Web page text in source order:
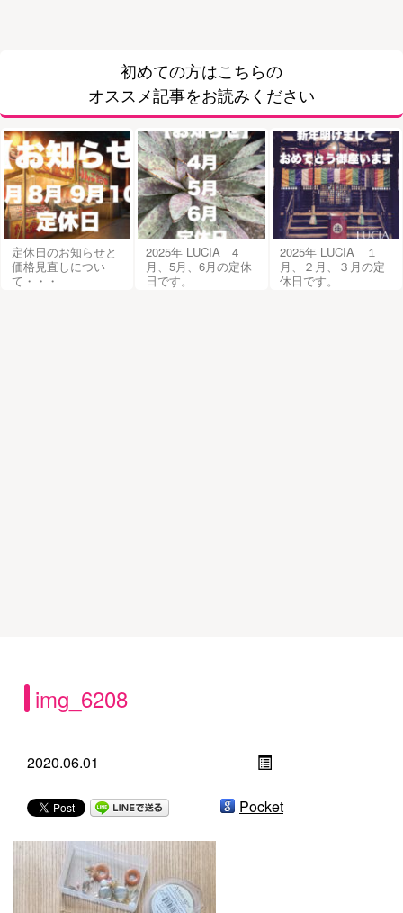
初めての方はこちらの
オススメ記事をお読みください
定休日のお知らせと
価格見直しについ
て・・・
2025年 LUCIA 4
月、5月、6月の定休
日です。
2025年 LUCIA １
月、２月、３月の定
休日です。
img_6208
2020.06.01
Pocket